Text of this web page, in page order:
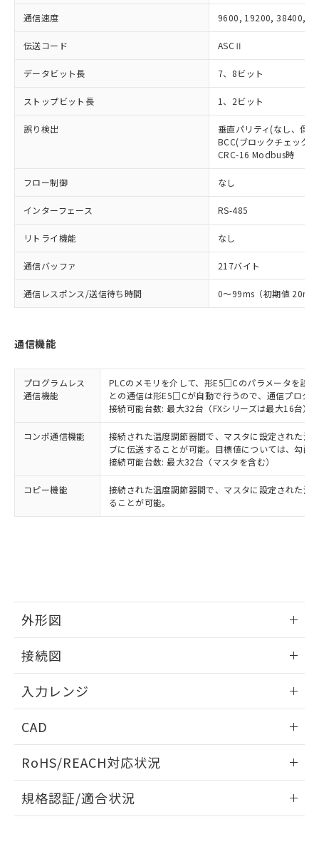
通信速度 9600, 19200, 38400,
伝送コード ASCⅡ
データビット長 7、8ビット
ストップビット長 1、2ビット
誤り検出
垂直パリティ(なし、偶
BCC(ブロックチェック
CRC-16 Modbus時
フロー制御 なし
インターフェース RS-485
リトライ機能 なし
通信バッファ 217バイト
通信レスポンス/送信待ち時間 0～99ms（初期値 20ms
通信機能
プログラムレス
通信機能
PLCのメモリを介して、形E5□Cのパラメータを読
との通信は形E5□Cが自動で行うので、通信プログ
接続可能台数: 最大32台（FXシリーズは最大16台）
コンポ通信機能
接続された温度調節器間で、マスタに設定された温
ブに伝送することが可能。目標値については、勾配
接続可能台数: 最大32台（マスタを含む）
コピー機能
接続された温度調節器間で、マスタに設定された温
ることが可能。
外形図
接続図
入力レンジ
CAD
ドすることができます。
ログイン/会員登録
RoHS/REACH対応状況
EU RoHS 注意事項・凡例
規格認証/適合状況